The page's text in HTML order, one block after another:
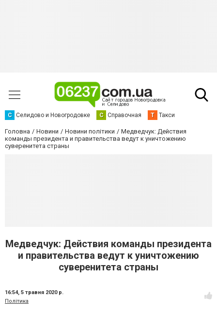
С Селидово и Новогродовке С Справочная Т Такси
Головна Новини Новини політики
Медведчук: Действия
команды президента и правительства ведут к уничтожению
суверенитета страны
Медведчук: Действия команды президента
и правительства ведут к уничтожению
суверенитета страны
16:54, 5 травня 2020 р.
Політика